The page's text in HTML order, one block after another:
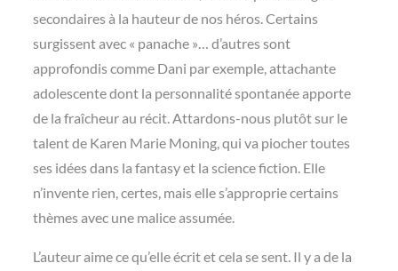
secondaires à la hauteur de nos héros. Certains
surgissent avec « panache »… d’autres sont
approfondis comme Dani par exemple, attachante
adolescente dont la personnalité spontanée apporte
de la fraîcheur au récit. Attardons-nous plutôt sur le
talent de Karen Marie Moning, qui va piocher toutes
ses idées dans la fantasy et la science fiction. Elle
n’invente rien, certes, mais elle s’approprie certains
thèmes avec une malice assumée.
L’auteur aime ce qu’elle écrit et cela se sent. Il y a de la